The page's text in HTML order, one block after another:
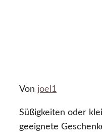
Von joel1
Süßigkeiten oder
geeignete